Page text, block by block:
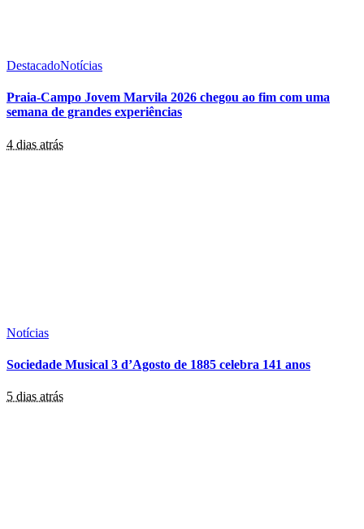
DestacadoNotícias
Praia-Campo Jovem Marvila 2026 chegou ao fim com uma
semana de grandes experiências
4 dias atrás
Notícias
Sociedade Musical 3 d’Agosto de 1885 celebra 141 anos
5 dias atrás